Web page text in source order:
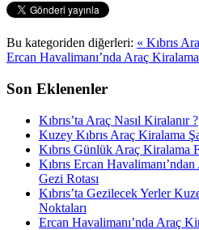
Bu kategoriden diğerleri: « Kıbrıs
Ercan Havalimanı’nda Araç
Son Eklenenler
Kıbrıs’ta Araç Nasıl Kiralanır ?
Kuzey Kıbrıs Araç Kiralama
Kıbrıs Günlük Araç Kiralama
Kıbrıs Ercan
Gezi Rotası
Kıbrıs’ta Gezilecek Yerler
Noktaları
Ercan Havalimanı’nda Araç